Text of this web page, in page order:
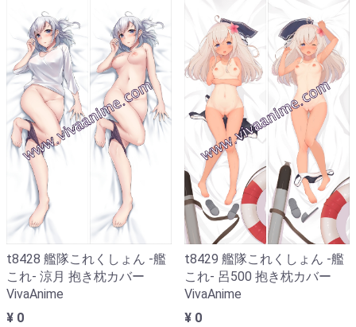
t8428 艦隊これくしょん -艦
これ- 涼月 抱き枕カバー
VivaAnime
¥ 0
t8429 艦隊これくしょん -艦
これ- 呂500 抱き枕カバー
VivaAnime
¥ 0